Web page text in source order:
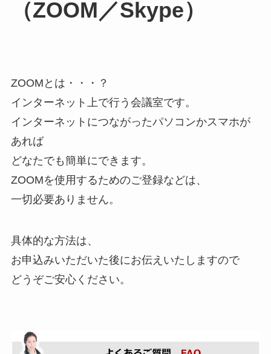
（ZOOM／Skype）
ZOOMとは・・・？
インターネット上で行う会議室です。
インターネットにつながったパソコンかスマホが
あれば
どなたでも簡単にできます。
ZOOMを使用するためのご登録などは、
一切必要ありません。
具体的な方法は、
お申込みいただいた後にお伝えいたしますので
どうぞご安心ください。